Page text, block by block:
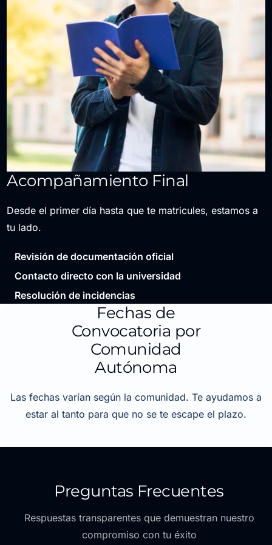
Acompañamiento Final
Desde el primer día hasta que te matricules, estamos a
tu lado.
Revisión de documentación oficial
Contacto directo con la universidad
Resolución de incidencias
Fechas de
Convocatoria por
Comunidad
Autónoma
Las fechas varían según la comunidad. Te ayudamos a
estar al tanto para que no se te escape el plazo.
Preguntas Frecuentes
Respuestas transparentes que demuestran nuestro
compromiso con tu éxito